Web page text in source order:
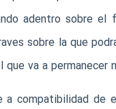
adentro sobre
sobre la que
va a permanecer
compatibilidad